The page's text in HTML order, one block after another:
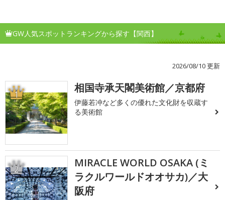
GW人気スポットランキングから探す【関西】
2026/08/10 更新
1 相国寺承天閣美術館／京都府
伊藤若冲など多くの優れた文化財を収蔵す
る美術館
2
MIRACLE WORLD OSAKA (ミ
ラクルワールドオオサカ)／大
阪府